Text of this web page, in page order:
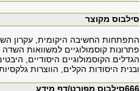
סילבוס מקוצר
פתרונות קוסמולוגיים למשוואות
הגדלים הקוסמולוגיים היסודיים,
ובנית היסודות הקלים, הווצרות
666סילבוס מפורט/דף מידע